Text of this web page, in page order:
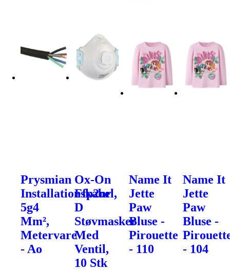
Prysmian
Installationskabel,
5g4
Mm²,
Metervare
- Ao
Ox-On
Ffp2nr
D
Støvmasker
Med
Ventil,
10 Stk
Name It
Jette
Paw
Bluse -
Pirouette
- 110
Name It
Jette
Paw
Bluse -
- 104